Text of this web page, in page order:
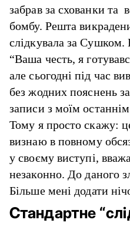
забрав за схованки та
бомбу. Решта
слідкувала за Сушком.
“Ваша честь, я
але сьогодні під час
без жодних пояснень
записи з моїм
Тому я просто скажу:
визнаю в повному
у своєму виступі,
незаконно. До даного
Більше мені додати
Стандартне